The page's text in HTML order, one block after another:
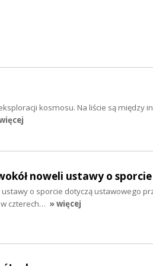
kosmosu. Na liście są między
noweli ustawy o sporcie
o sporcie dotyczą ustawowego
czterech… » więcej